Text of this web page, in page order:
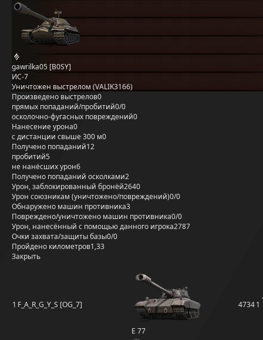
gawrilka05 [B0SY]
ИС-7
Уничтожен выстрелом (VALIK3166)
Произведено выстрелов0
прямых попаданий/пробитий0/0
осколочно-фугасных повреждений0
Нанесение урона0
с дистанции свыше 300 м0
Получено попаданий12
пробитий5
не нанёсших урон6
Получено попаданий осколками2
Урон, заблокированный бронёй2640
Урон союзникам (уничтожено/повреждений)0/0
Обнаружено машин противника3
Повреждено/уничтожено машин противника0/0
Урон, нанесённый с помощью данного игрока2787
Очки захвата/защиты базы0/0
Пройдено километров1,33
Закрыть
1 F_A_R_G_Y_S [OG_7]
E 77
47341